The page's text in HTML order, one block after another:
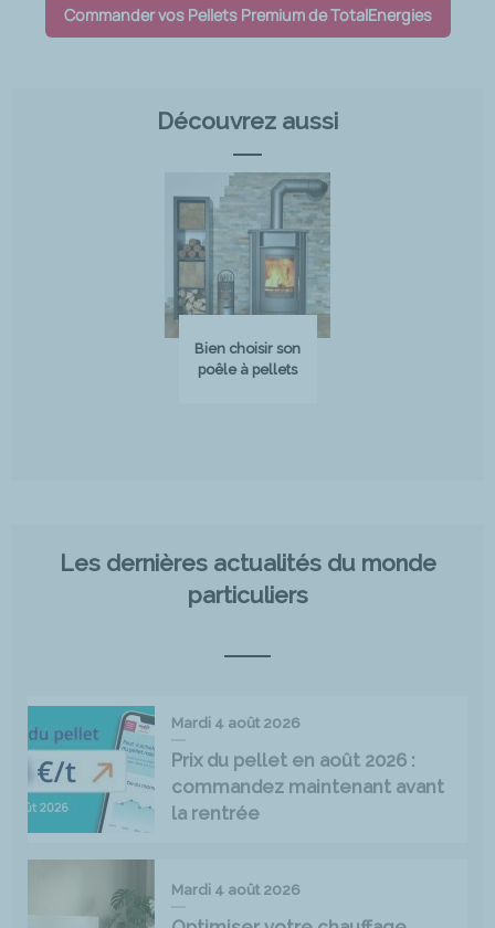
Commander vos Pellets Premium de TotalEnergies
Découvrez aussi
Bien choisir son
poêle à pellets
Les dernières actualités du monde
particuliers
Mardi 4 août 2026
Prix du pellet en août 2026 :
commandez maintenant avant
la rentrée
Mardi 4 août 2026